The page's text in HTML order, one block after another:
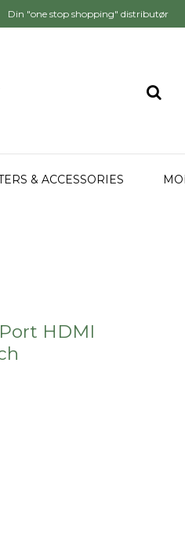
Din "one stop shopping" distributør
& ACCESSORIES
HDMI